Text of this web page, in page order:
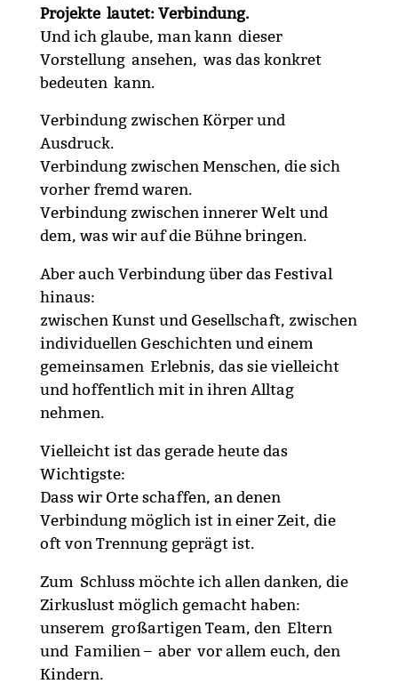
Projekte lautet: Verbindung.
Und ich glaube, man kann dieser
Vorstellung ansehen, was das konkret
bedeuten kann.
Verbindung zwischen Körper und
Ausdruck.
Verbindung zwischen Menschen, die sich
vorher fremd waren.
Verbindung zwischen innerer Welt und
dem, was wir auf die Bühne bringen.
Aber auch Verbindung über das Festival
hinaus:
zwischen Kunst und Gesellschaft, zwischen
individuellen Geschichten und einem
gemeinsamen Erlebnis, das sie vielleicht
und hoffentlich mit in ihren Alltag
nehmen.
Vielleicht ist das gerade heute das
Wichtigste:
Dass wir Orte schaffen, an denen
Verbindung möglich ist in einer Zeit, die
oft von Trennung geprägt ist.
Zum Schluss möchte ich allen danken, die
Zirkuslust möglich gemacht haben:
unserem großartigen Team, den Eltern
und Familien – aber vor allem euch, den
Kindern.